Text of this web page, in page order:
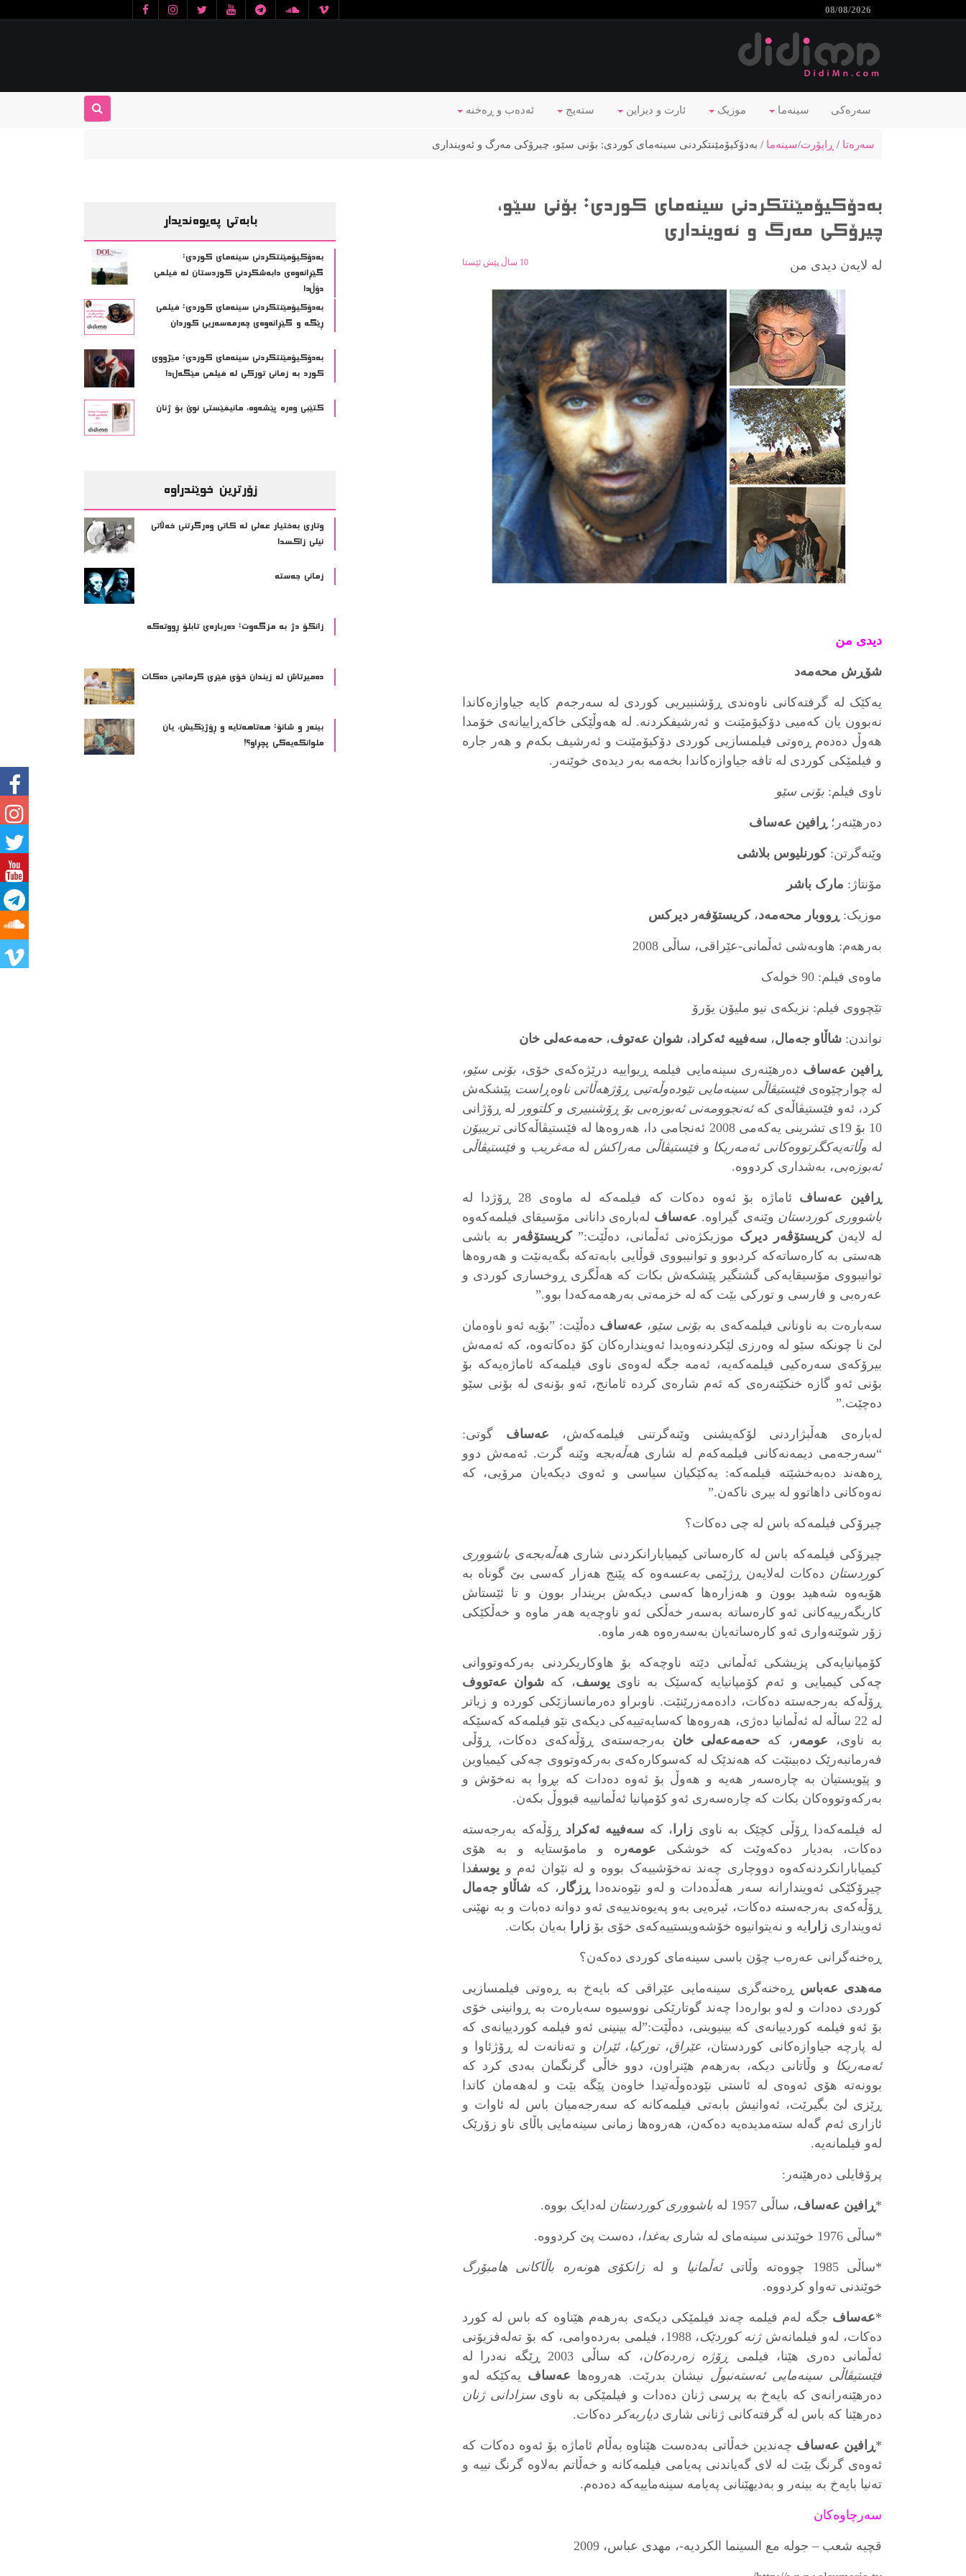
08/08/2026
ئه‌ده‌ب و ڕه‌خنه‌ ستەیج ئارت و دیزاین موزیک سینەما سەرەکی
سەرەتا / ڕاپۆرت/سینەما / بەدۆکیۆمێنتکردنی سینەمای کوردی: بۆنی سێو، چیرۆکی مەرگ و ئەوینداری
بابەتی پەیوەندیدار
بەدۆکیۆمێنتکردنی سینەمای کوردی:
گێڕانەوەی دابەشکردنی کوردستان لە فیلمی
دۆڵ‌دا
به‌دۆكیۆمێنتكردنی سینه‌مای كوردی: فیلمی
ڕێگە و گێڕانەوەی چەرمەسەریی کوردان
بەدۆکیۆمێنتکردنی سینه‌ماى کوردى: مێژووی
کورد بە زمانی تورکی لە فیلمی مێگەل‌دا
کتێبی وەرە پێشەوە، مانیفێستی نوێ بۆ ژنان
زۆرترین خوێندراوە
وتاری بەختیار عەلی لە کاتی وەرگرتنی خەڵاتی
نیلی زاکسدا
زمانی جەستە
زانکۆ دژ بە مزگەوت: دەربارەى تابلۆ ڕووتەکە
ده‌میرتاش له‌ زیندان خۆی فێری كرمانجی ده‌كات
بینەر و شانۆ: هەتاھەتایە و ڕۆژێکیش، یان
ملوانکەیەکی پچڕاو؟!
بەدۆکیۆمێنتکردنی سینەمای کوردی: بۆنی سێو،
چیرۆکی مەرگ و ئەوینداری
لە لایەن دیدی من 10 ساڵ پێش ئێستا
دیدی من
شۆڕش محەمەد
یەکێک لە گرفتەکانی ناوەندی ڕۆشنبیریی کوردی لە سەرجەم کایە جیاوازەکاندا
نەبوون یان کەمیی دۆکیۆمێنت و ئەرشیفکردنە. لە هەوڵێکی خاکەڕاییانەی خۆمدا
هەوڵ دەدەم ڕەوتی فیلمسازیی کوردی دۆکیۆمێنت و ئەرشیف بکەم و هەر جارە
و فیلمێکی کوردی لە تافە جیاوازەکاندا بخەمە بەر دیدەی خوێنەر.
ناوی فیلم: بۆنی سێو
دەرهێنەر؛ ڕافین عەساف
وێنەگرتن:کورنلیوس بلاشی
مۆنتاژ: مارک باشر
موزیک: ڕووبار محەمەد،کریستۆفەر دیرکس
بەرهەم: هاوبەشی ئەڵمانی-عێراقی، ساڵی 2008
ماوەی فیلم: 90 خولەک
تێچووی فیلم: نزیکەی نیو ملیۆن یۆرۆ
نواندن: شاڵاو جەمال، سەفییە ئەکراد، شوان عەتوف، حەمەعەلی خان
ڕافین عەساف دەرهێنەری سینەمایی فیلمە ڕیواییە درێژەکەی خۆی، بۆنی سێو،
لە چوارچێوەی فێستیڤاڵی سینەمایی نێودەوڵەتیی ڕۆژهەڵاتی ناوەڕاست پێشکەش
کرد، ئەو فێستیڤاڵەی کەئەنجوومەنی ئەبوزەبی بۆ ڕۆشنبیری و کلتوور لە ڕۆژانی
10 بۆ 19ی تشرینی یەکەمی 2008 ئەنجامی دا، هەروەها لە فێستیڤاڵەکانی
تریبیۆن
لە وڵاتەیەکگرتووەکانی ئەمەریکا وفێستیڤاڵی مەراکش لە مەغریب و فێستیڤاڵی
ئەبوزەبی، بەشداری کردووە.
ڕافین عەساف ئاماژە بۆ ئەوە دەکات کە فیلمەکە لە ماوەی 28 ڕۆژدا لە
باشووری کوردستان وێنەی گیراوە. عەساف لەبارەی دانانی مۆسیقای فیلمەکەوە
لە لایەنکریستۆڤەر دیرک موزیکژەنی ئەڵمانی، دەڵێت‌:”کریستۆڤەر
بە باشی
هەستی بە کارەساتەکە کردبوو و توانیبووی قوڵایی بابەتەکە بگەیەنێت‌ و هەروەها
توانیبووی مۆسیقایەکی گشتگیر پێشکەش بکات کە هەڵگری ڕوخساری کوردی و
عەرەبی و فارسی و تورکی بێت کە لە خزمەتی بەرهەمەکەدا بوو.”
سەبارەت بە ناونانی فیلمەکەی بە بۆنی سێو، عەساف دەڵێت: ”بۆیە ئەو ناوەمان
لێ نا چونکە سێو لە وەرزی لێکردنەوەیدا ئەویندارەکان کۆ دەکاتەوە، کە ئەمەش
بیرۆکەی سەرەکیی فیلمەکەیە، ئەمە جگە لەوەی ناوی فیلمەکە ئاماژەیەکە بۆ
بۆنی ئەو گازە خنکێنەرەی کە ئەم شارەی کردە ئامانج، ئەو بۆنەی لە بۆنی سێو
دەچێت‌.”
لەبارەی هەڵبژاردنی لۆکەیشنی وێنەگرتنی فیلمەکەش، عەساف گوتی:
“سەرجەمی دیمەنەکانی فیلمەکەم لە شاری هەڵەبجە وێنە گرت. ئەمەش دوو
ڕەهەند دەبەخشێتە فیلمەکە: یەکێکیان سیاسی و ئەوی دیکەیان مرۆیی، کە
نەوەکانی داهاتوو لە بیری ناکەن.”
چیرۆکی فیلمەکە باس لە چی دەکات؟
چیرۆکی فیلمەکە باس لە کارەساتی کیمیابارانکردنی شاریهەڵەبجەی باشووری
کوردستان دەکات لەلایەن ڕژێمیبەعسەوە کە پێنج هەزار کەسی بێ‌ گوناه بە
هۆیەوە شەهید بوون و هەزارەها کەسی دیکەش بریندار بوون و تا ئێستاش
کاریگەرییەکانی ئەو کارەساتە بەسەر خەڵکی ئەو ناوچەیە هەر ماوە و خەڵکێکی
زۆر شوێنەواری ئەو کارەساتەیان بەسەرەوە هەر ماوە.
کۆمپانیایەکی پزیشکی ئەڵمانی دێتە ناوچەکە بۆ هاوکاریکردنی بەرکەوتووانی
چەکی کیمیایی و ئەم کۆمپانیایە کەسێک بە ناوییوسف، کە شوان عەتووف
ڕۆڵەکە بەرجەستە دەکات، دادەمەزرێنێت‌. ناوبراو دەرمانسازێکی کوردە و زیاتر
لە 22 ساڵە لە ئەڵمانیا دەژی، هەروەها کەسایەتییەکی دیکەی نێو فیلمەکە کەسێکە
بە ناوی، عومەر ، کە حەمەعەلی خان بەرجەستەی ڕۆڵەکەی دەکات، ڕۆڵی
فەرمانبەرێک دەبینێت‌ کە هەندێک لە کەسوکارەکەی بەرکەوتووی چەکی کیمیاوین
و پێویستیان بە چارەسەر هەیە و هەوڵ بۆ ئەوە دەدات کە بڕوا بە نەخۆش و
بەرکەوتووەکان بکات کە چارەسەری ئەو کۆمپانیا ئەڵمانییە قبووڵ بکەن.
لە فیلمەکەدا ڕۆڵی کچێک بە ناوی زارا ، کەسەفییە ئەکراد ڕۆڵەکە بەرجەستە
دەکات، بەدیار دەکەوێت‌ کە خوشکی عومەر ە و مامۆستایە و بە هۆی
کیمیابارانکردنەکەوە دووچاری چەند نەخۆشییەک بووە و لە نێوان ئەم و یوسفدا
چیرۆکێکی ئەویندارانە سەر هەڵدەدات و لەو نێوەندەدا ڕزگار ، کە شاڵاو جەمال
ڕۆڵەکەی بەرجەستە دەکات، ئیرەیی بەو پەیوەندییەی ئەو دوانە دەبات و بە نهێنی
ئەوینداری زارا یە و نەیتوانیوە خۆشەویستییەکەی خۆی بۆ زارا بەیان بکات.
ڕەخنەگرانی عەرەب چۆن باسی سینەمای کوردی دەکەن؟
مەهدی عەباس ڕەخنەگری سینەمایی عێراقی کە بایەخ بە ڕەوتی فیلمسازیی
کوردی دەدات و لەو بوارەدا چەند گوتارێکی نووسیوە سەبارەت بە ڕوانینی خۆی
بۆ ئەو فیلمە کوردییانەی کە بینیوینی، دەڵێت‌:”لە بینینی ئەو فیلمە کوردییانەی کە
لە پارچە جیاوازەکانی کوردستان، عێراق،تورکیا،ئێران و تەنانەت لە ڕۆژئاوا و
ئەمەریکا و وڵاتانی دیکە، بەرهەم هێنراون، دوو خاڵی گرنگمان بەدی کرد کە
بوونەتە هۆی ئەوەی لە ئاستی نێودەوڵەتیدا خاوەن پێگە بێت و لەهەمان کاتدا
ڕێزی لێ‌ بگیرێت، ئەوانیش بابەتی فیلمەکانە کە سەرجەمیان باس لە ئاوات و
ئازاری ئەم گەلە ستەمدیدەیە دەکەن، هەروەها زمانی سینەمایی باڵای ناو زۆرێک
لەو فیلمانەیە.
پرۆفایلی دەرهێنەر:
*ڕافین عەساف، ساڵی 1957 لە باشووری کوردستان لەدایک بووە.
*ساڵی 1976 خوێندنی سینەمای لە شاری بەغدا، دەست پێ کردووە.
*ساڵی 1985 چووەتە وڵاتی ئەڵمانیا و لەزانکۆی هونەرە باڵاکانی هامبۆرگ
خوێندنی تەواو کردووە.
*عەساف جگە لەم فیلمە چەند فیلمێکی دیکەی بەرهەم هێناوە کە باس لە کورد
دەکات، لەو فیلمانەشژنە کوردێک
، 1988، فیلمی بەردەوامی، کە بۆ تەلەفزیۆنی
ئەڵمانی دەری هێنا، فیلمی
ڕۆژە زەردەکان، کە ساڵی 2003 ڕێگە نەدرا لە
فێستیڤاڵی سینەمایی ئەستەنبوڵ نیشان بدرێت‌. هەروەها عەساف یەکێکە لەو
دەرهێنەرانەی کە بایەخ بە پرسی ژنان دەدات و فیلمێکی بە ناویسزادانی ژنان
دەرهێنا کە باس لە گرفتەکانی ژنانی شاری دیاربەکر دەکات.
*ڕافین عەساف چەندین خەڵاتی بەدەست هێناوە بەڵام ئاماژە بۆ ئەوە دەکات کە
ئەوەی گرنگ بێت لە لای گەیاندنی پەیامی فیلمەکانە و خەڵاتم بەلاوە گرنگ نییە و
تەنیا بایەخ بە بینەر و بەدیهێنانی پەیامە سینەماییەکە دەدەم.
سەرچاوەکان
قچیە شعب – جولە مع السینما الکردیە-، مهدی عباس، 2009